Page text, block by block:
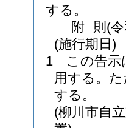
する。
附 則 (
(施行期日)
1
この告示
用する。 た
する。
(柳川市自